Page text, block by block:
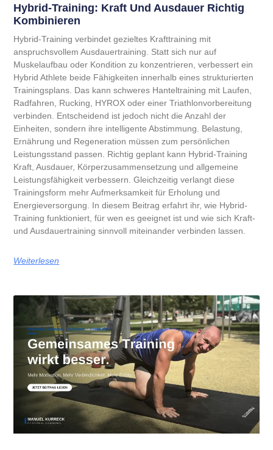
Hybrid-Training: Kraft Und Ausdauer Richtig
Kombinieren
Hybrid-Training verbindet gezieltes Krafttraining mit
anspruchsvollem Ausdauertraining. Statt sich nur auf
Muskelaufbau oder Kondition zu konzentrieren, verbessert ein
Hybrid Athlete beide Fähigkeiten innerhalb eines strukturierten
Trainingsplans. Das kann schweres Hanteltraining mit Laufen,
Radfahren, Rucking, HYROX oder einer Triathlonvorbereitung
verbinden. Entscheidend ist jedoch nicht die Anzahl der
Einheiten, sondern ihre intelligente Abstimmung. Belastung,
Ernährung und Regeneration müssen zum persönlichen
Leistungsstand passen. Richtig geplant kann Hybrid-Training
Kraft, Ausdauer, Körperzusammensetzung und allgemeine
Leistungsfähigkeit verbessern. Gleichzeitig verlangt diese
Trainingsform mehr Aufmerksamkeit für Erholung und
Energieversorgung. In diesem Beitrag erfahrt ihr, wie Hybrid-
Training funktioniert, für wen es geeignet ist und wie sich Kraft-
und Ausdauertraining sinnvoll miteinander verbinden lassen.
Weiterlesen